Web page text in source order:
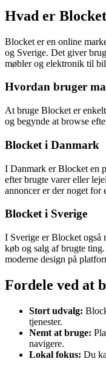
Hvad er
Blocket er en online
og Sverige. Det giver
møbler og elektronik til
Hvordan bruger
At bruge Blocket er
og begynde at browse
Blocket i Danmark
I Danmark er Blocket en
efter brugte varer eller
annoncer er der noget for
Blocket i Sverige
I Sverige er Blocket også
køb og salg af brugte
moderne design på
Fordele ved at
Stort udvalg:
tjenester.
Nemt at bruge:
navigere.
Lokal fokus: Du